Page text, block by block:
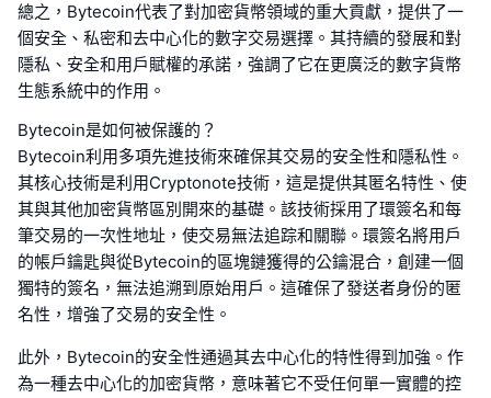
總之，Bytecoin代表了對加密貨幣領域的重大貢獻，提供了一
個安全、私密和去中心化的數字交易選擇。其持續的發展和對
隱私、安全和用戶賦權的承諾，強調了它在更廣泛的數字貨幣
生態系統中的作用。
Bytecoin是如何被保護的？
Bytecoin利用多項先進技術來確保其交易的安全性和隱私性。
其核心技術是利用Cryptonote技術，這是提供其匿名特性、使
其與其他加密貨幣區別開來的基礎。該技術採用了環簽名和每
筆交易的一次性地址，使交易無法追踪和關聯。環簽名將用戶
的帳戶鑰匙與從Bytecoin的區塊鏈獲得的公鑰混合，創建一個
獨特的簽名，無法追溯到原始用戶。這確保了發送者身份的匿
名性，增強了交易的安全性。
此外，Bytecoin的安全性通過其去中心化的特性得到加強。作
為一種去中心化的加密貨幣，意味著它不受任何單一實體的控